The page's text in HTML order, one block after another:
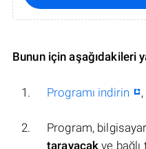
Bunun için aşağıdakileri
Programı indirin
Program,
tarayacak ve